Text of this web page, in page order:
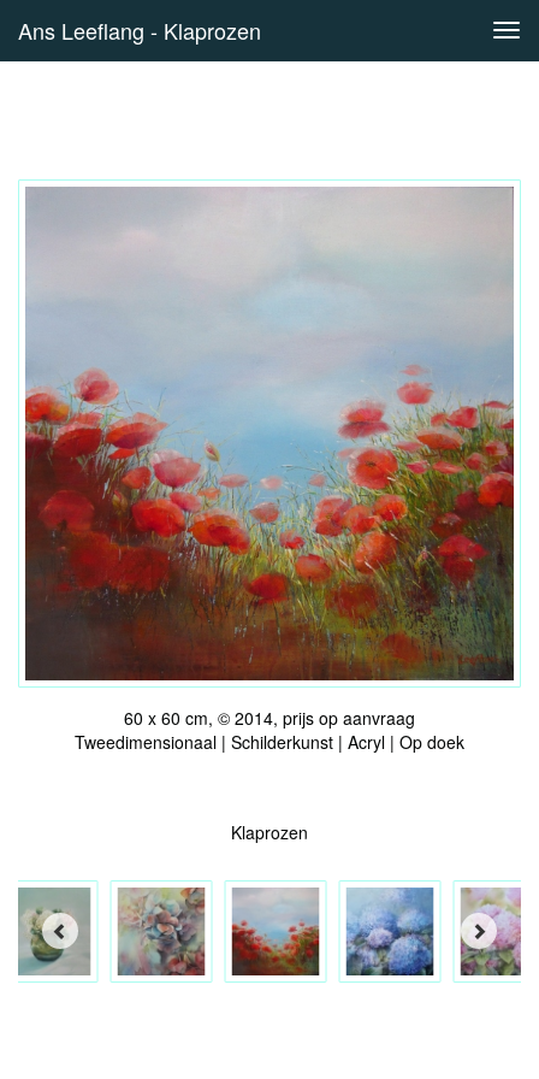
Ans Leeflang - Klaprozen
60 x 60 cm, © 2014, prijs op aanvraag
Tweedimensionaal | Schilderkunst | Acryl | Op doek
Klaprozen